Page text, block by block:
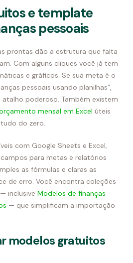
e template
pessoais
prontas dão a estrutura que falta
Com alguns cliques você já tem
e gráficos. Se sua meta é o
pessoais usando planilhas”,
poderoso. Também existem
mensal em Excel úteis
do zero.
com Google Sheets e Excel,
para metas e relatórios
as fórmulas e claras as
de erro. Você encontra coleções
inclusive Modelos de finanças
— que simplificam a importação
modelos gratuitos